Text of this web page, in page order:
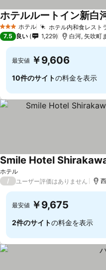
3 ホテルのランク
ホテル ホテル内和食レスト
ホテルルートイン新白
7.5 良い 1,229 白河, 矢吹町
最安値 ￥9,606
10件のサイトの料金を表示
ホテル
/ ユーザー評価はありません
最安値 ￥9,675
2件のサイトの料金を表示